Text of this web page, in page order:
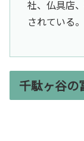
社、仏具店
されている。
千駄ヶ谷の